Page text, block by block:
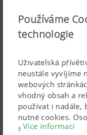
Používáme
technologie
Uživatelská
neustále vyvíjíme
webových
vhodný obsah a
používat i nadále,
nutné cookies.
se používají,
Více informací
NOVACAT
PRO,